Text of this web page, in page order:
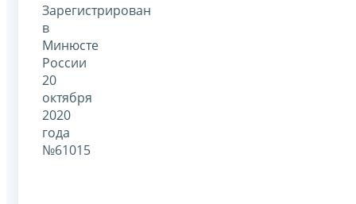
Зарегистрирован
в
Минюсте
России
20
октября
2020
года
№61015